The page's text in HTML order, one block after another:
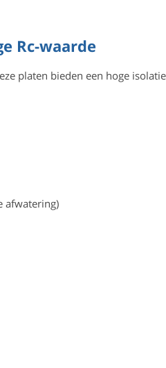
Rc-waarde
platen bieden een hoge